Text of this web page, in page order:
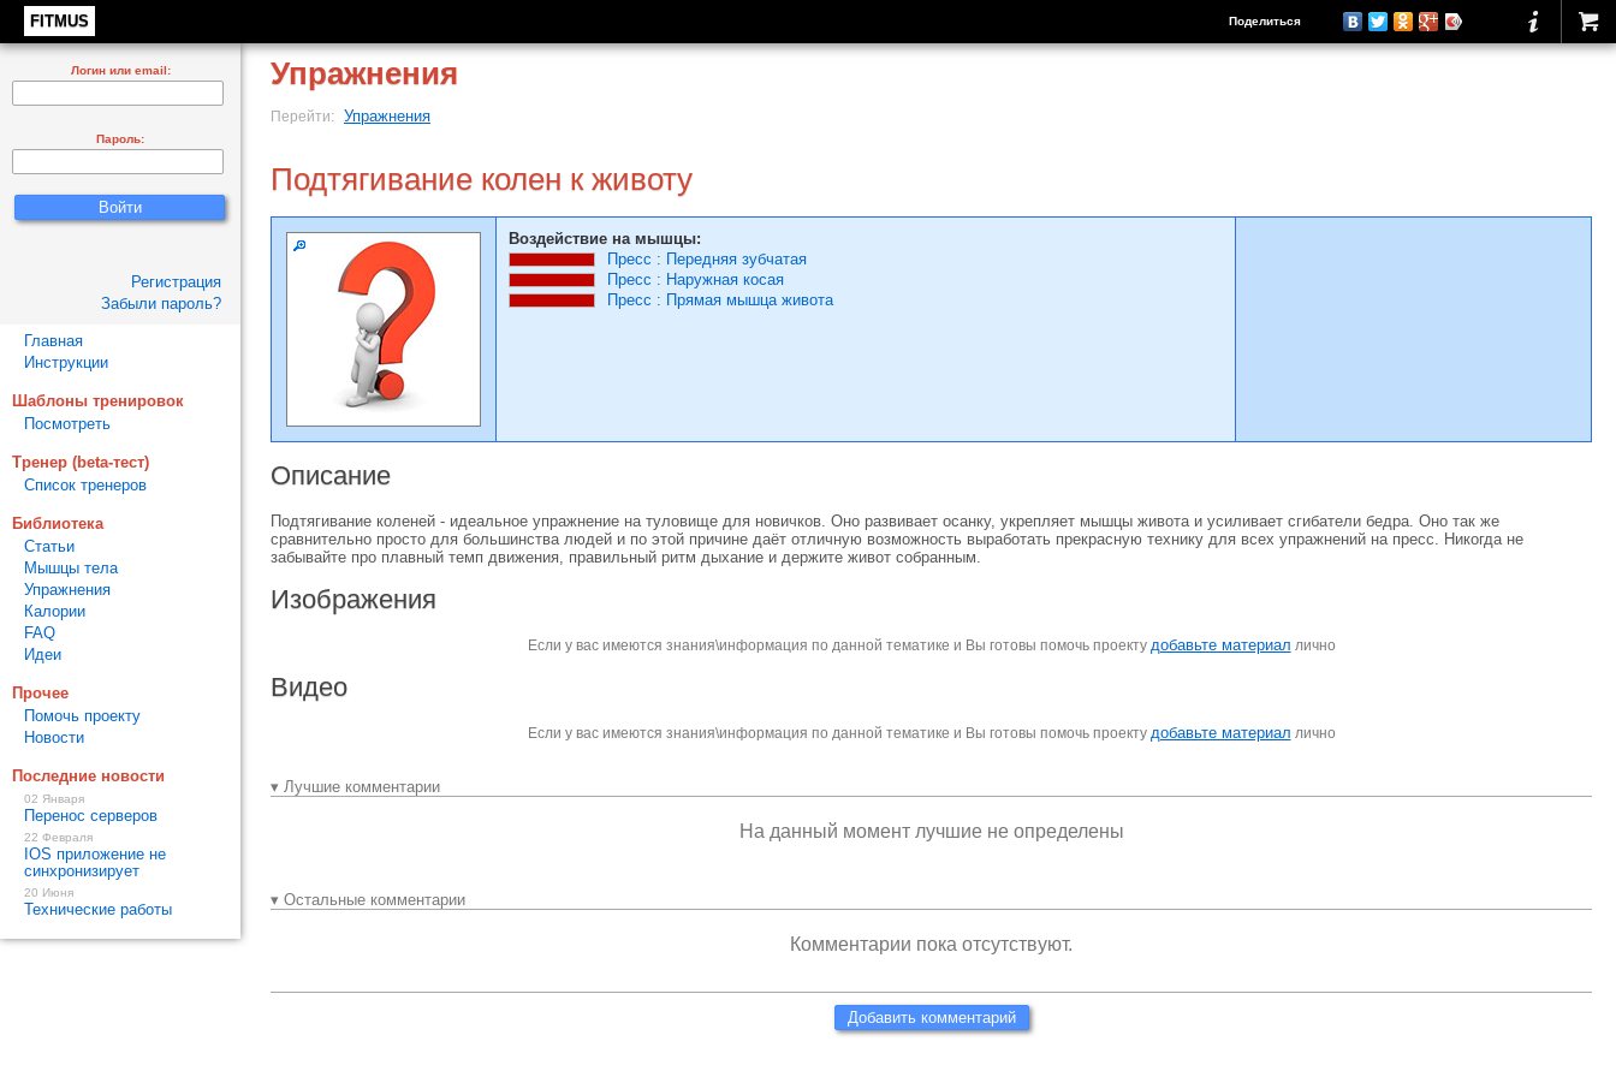
FITMUS Поделиться
Упражнения
Перейти: Упражнения
Подтягивание колен к животу
Воздействие на мышцы:
Пресс : Передняя зубчатая
Пресс : Наружная косая
Пресс : Прямая мышца живота
Описание
Подтягивание коленей - идеальное упражнение на туловище для новичков. Оно развивает осанку, укрепляет мышцы живота и усиливает сгибатели бедра. Оно так же
сравнительно просто для большинства людей и по этой причине даёт отличную возможность выработать прекрасную технику для всех упражнений на пресс. Никогда не
забывайте про плавный темп движения, правильный ритм дыхание и держите живот собранным.
Изображения
Если у вас имеются знания\информация по данной тематике и Вы готовы помочь проекту добавьте материал лично
Видео
Если у вас имеются знания\информация по данной тематике и Вы готовы помочь проекту добавьте материал лично
▾ Лучшие комментарии
На данный момент лучшие не определены
▾ Остальные комментарии
Комментарии пока отсутствуют.
Добавить комментарий
Логин или email:
Пароль:
Регистрация
Забыли пароль?
Главная
Инструкции
Шаблоны тренировок
Посмотреть
Тренер (beta-тест)
Список тренеров
Библиотека
Статьи
Мышцы тела
Упражнения
Калории
FAQ
Идеи
Прочее
Помочь проекту
Новости
Последние новости
02 Января
Перенос серверов
22 Февраля
IOS приложение не
синхронизирует
20 Июня
Технические работы